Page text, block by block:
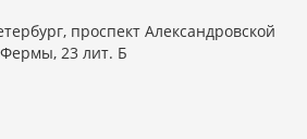
проспект Александровской
Фермы, 23 лит. Б